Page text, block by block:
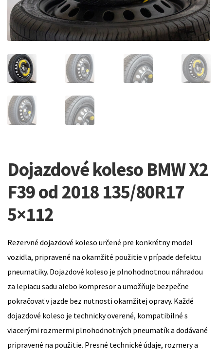
Dojazdové koleso BMW X2
F39 od 2018 135/80R17
5×112
Rezervné dojazdové koleso určené pre konkrétny model
vozidla, pripravené na okamžité použitie v prípade defektu
pneumatiky. Dojazdové koleso je plnohodnotnou náhradou
za lepiacu sadu alebo kompresor a umožňuje bezpečne
pokračovať v jazde bez nutnosti okamžitej opravy. Každé
dojazdové koleso je technicky overené, kompatibilné s
viacerými rozmermi plnohodnotných pneumatík a dodávané
pripravené na použitie. Presné technické údaje, rozmery a